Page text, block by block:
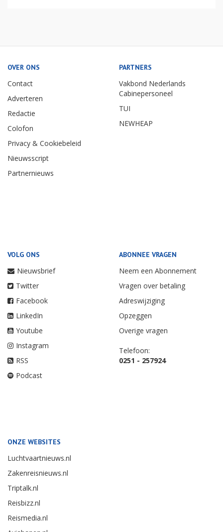
OVER ONS
Contact
Adverteren
Redactie
Colofon
Privacy & Cookiebeleid
Nieuwsscript
Partnernieuws
PARTNERS
Vakbond Nederlands
Cabinepersoneel
TUI
NEWHEAP
VOLG ONS
Nieuwsbrief
Twitter
Facebook
LinkedIn
Youtube
Instagram
RSS
Podcast
ABONNEE VRAGEN
Neem een Abonnement
Vragen over betaling
Adreswijziging
Opzeggen
Overige vragen
Telefoon:
0251 - 257924
ONZE WEBSITES
Luchtvaartnieuws.nl
Zakenreisnieuws.nl
Triptalk.nl
Reisbizz.nl
Reismedia.nl